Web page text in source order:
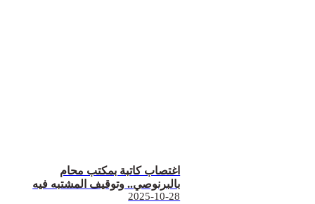
اغتصاب كاتبة بمكتب محام
بالبرنوصي.. وتوقيف المشتبه فيه
2025-10-28